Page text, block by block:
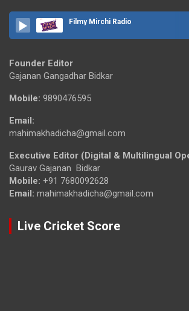
Filmy Mirchi Radio
Founder Editor
Gajanan Gangadhar Bidkar
Mobile: 9890476595
Email:
mahimakhadicha@gmail.com
Executive Editor (Digital & Multilingual
Gaurav Gajanan Bidkar
Mobile: +91 7680092628
Email: mahimakhadicha@gmail.com
Live Cricket Score